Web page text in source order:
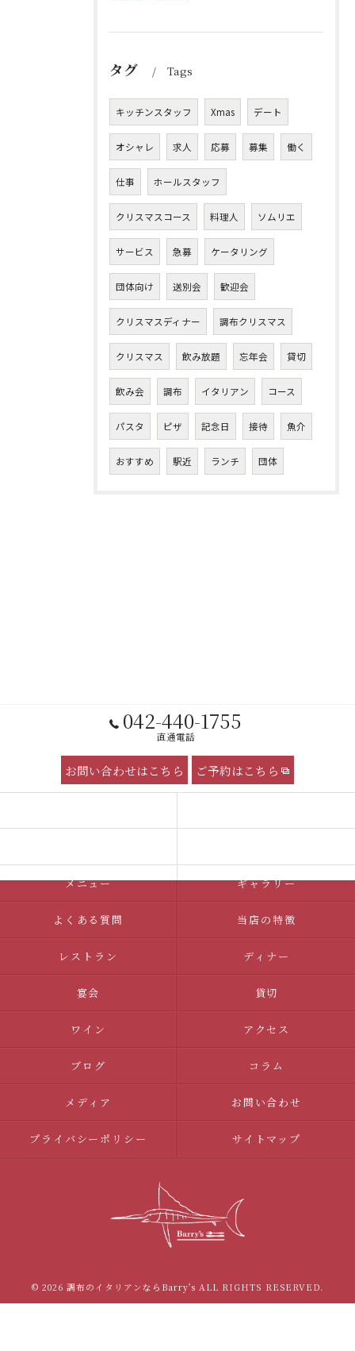
タグ Tags
キッチンスタッフ Xmas デート
オシャレ 求人 応募 募集 働く
仕事 ホールスタッフ
クリスマスコース 料理人 ソムリエ
サービス 急募 ケータリング
団体向け 送別会 歓迎会
クリスマスディナー 調布クリスマス
クリスマス 飲み放題 忘年会 貸切
飲み会 調布 イタリアン コース
パスタ ピザ 記念日 接待 魚介
おすすめ 駅近 ランチ 団体
042-440-1755
直通電話
お問い合わせはこちら ご予約はこちら
メニュー ギャラリー
よくある質問 当店の特徴
レストラン ディナー
宴会 貸切
ワイン アクセス
ブログ コラム
メディア お問い合わせ
プライバシーポリシー サイトマップ
© 2026 調布のイタリアンならBarry's ALL RIGHTS RESERVED.